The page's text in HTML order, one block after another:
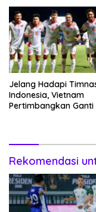
Jelang Hadapi
Indonesia, Vietnam
Pertimbangkan
Rekomendasi